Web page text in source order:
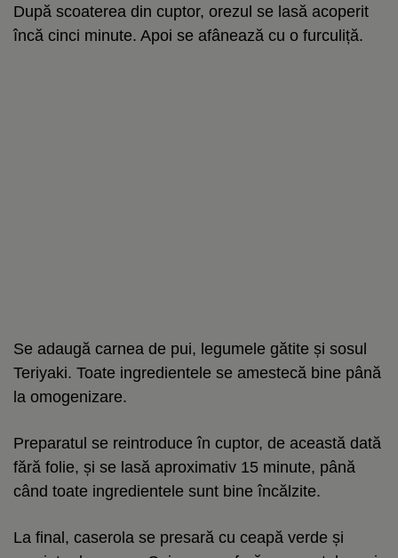
După scoaterea din cuptor, orezul se lasă acoperit
încă cinci minute. Apoi se afânează cu o furculiță.
Se adaugă carnea de pui, legumele gătite și sosul
Teriyaki. Toate ingredientele se amestecă bine până
la omogenizare.
Preparatul se reintroduce în cuptor, de această dată
fără folie, și se lasă aproximativ 15 minute, până
când toate ingredientele sunt bine încălzite.
La final, caserola se presară cu ceapă verde și